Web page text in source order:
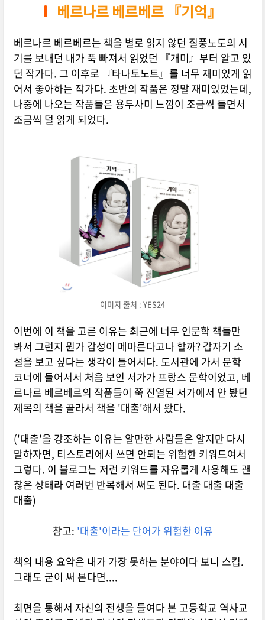
베르나르 베르베르 『기억』
베르나르 베르베르는 책을 별로 읽지 않던 질풍노도의 시
기를 보내던 내가 푹 빠져서 읽었던 『개미』부터 알고 있
던 작가다. 그 이후로 『타나토노트』를 너무 재미있게 읽
어서 좋아하는 작가다. 초반의 작품은 정말 재미있었는데,
나중에 나오는 작품들은 용두사미 느낌이 조금씩 들면서
조금씩 덜 읽게 되었다.
이미지 출처 : YES24
이번에 이 책을 고른 이유는 최근에 너무 인문학 책들만
봐서 그런지 뭔가 감성이 메마른다고나 할까? 갑자기 소
설을 보고 싶다는 생각이 들어서다. 도서관에 가서 문학
코너에 들어서서 처음 보인 서가가 프랑스 문학이었고, 베
르나르 베르베르의 작품들이 쭉 진열된 서가에서 안 봤던
제목의 책을 골라서 책을 '대출'해서 왔다.
('대출'을 강조하는 이유는 알만한 사람들은 알지만 다시
말하자면, 티스토리에서 쓰면 안되는 위험한 키워드여서
그렇다. 이 블로그는 저런 키워드를 자유롭게 사용해도 괜
찮은 상태라 여러번 반복해서 써도 된다. 대출 대출 대출
대출)
참고: '대출'이라는 단어가 위험한 이유
책의 내용 요약은 내가 가장 못하는 분야이다 보니 스킵.
그래도 굳이 써 본다면....
최면을 통해서 자신의 전생을 들여다 본 고등학교 역사교